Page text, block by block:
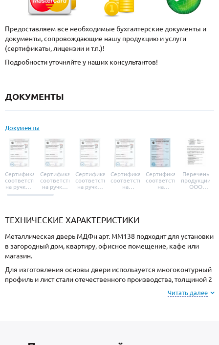
Предоставляем все необходимые бухгалтерские документы и
документы, сопровождающие нашу продукцию и услуги
(сертификаты, лицензии и т.п.)!
Подробности уточняйте у наших консультантов!
ДОКУМЕНТЫ
Документы
Сертификат
соответствия
на ручки и
броненакладки
Сертификат
соответствия
на ручки-
защелки
Сертификат
соответствия
на ручки-
Сертификат
соответствия
на
Сертификат
соответствия
на
Перечень
продукции
ООО
ТЕХНИЧЕСКИЕ ХАРАКТЕРИСТИКИ
Металлическая дверь МДФн арт. ММ138 подходит для установки
в загородный дом, квартиру, офисное помещение, кафе или
магазин.
Для изготовления основы двери используется многоконтурный
профиль и лист стали отечественного производства, толщиной 2
мм. Готовая конструкция имеет необходимую прочность иЧитать далее